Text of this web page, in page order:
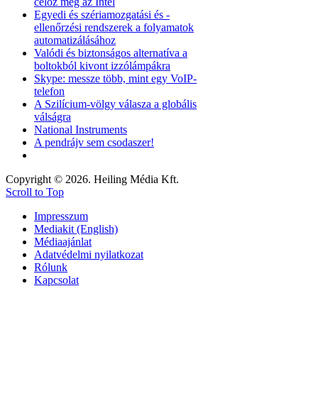
Egyedi és szériamozgatási és -
ellenőrzési rendszerek a folyamatok
automatizálásához
Valódi és biztonságos alternatíva a
boltokból kivont izzólámpákra
Skype: messze több, mint egy VoIP-
telefon
A Szilícium-völgy válasza a globális
válságra
National Instruments
A pendrájv sem csodaszer!
Copyright © 2026. Heiling Média Kft.
Scroll to Top
Impresszum
Mediakit (English)
Médiaajánlat
Adatvédelmi nyilatkozat
Rólunk
Kapcsolat